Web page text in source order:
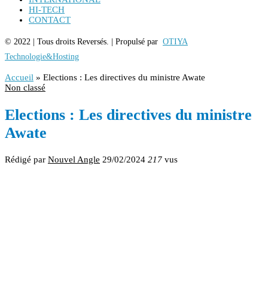
HI-TECH
CONTACT
© 2022 | Tous droits Reversés. | Propulsé par OTIYA
Technologie&Hosting
Accueil » Elections : Les directives du ministre Awate
Non classé
Elections : Les directives du ministre
Awate
Rédigé par Nouvel Angle 29/02/2024 217 vus